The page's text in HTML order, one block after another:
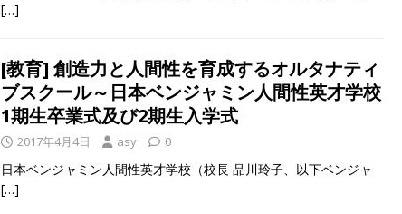
[…]
[教育] 創造力と人間性を育成するオルタナティ
ブスクール～日本ベンジャミン人間性英才学校
1期生卒業式及び2期生入学式
2017年4月4日 asy 0
日本ベンジャミン人間性英才学校（校長 品川玲子、以下ベンジャ
[…]